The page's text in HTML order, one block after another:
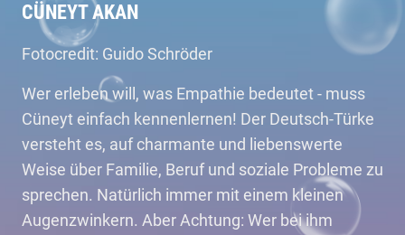
CÜNEYT AKAN
Fotocredit: Guido Schröder
Wer erleben will, was Empathie bedeutet - muss
Cüneyt einfach kennenlernen! Der Deutsch-Türke
versteht es, auf charmante und liebenswerte
Weise über Familie, Beruf und soziale Probleme zu
sprechen. Natürlich immer mit einem kleinen
Augenzwinkern. Aber Achtung: Wer bei ihm